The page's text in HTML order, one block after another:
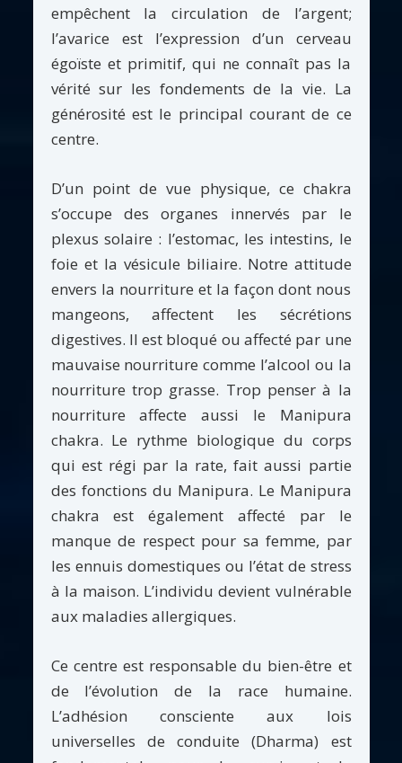
empêchent la circulation de l’argent;
l’avarice est l’expression d’un cerveau
égoïste et primitif, qui ne connaît pas la
vérité sur les fondements de la vie. La
générosité est le principal courant de ce
centre.
D’un point de vue physique, ce chakra
s’occupe des organes innervés par le
plexus solaire : l’estomac, les intestins, le
foie et la vésicule biliaire. Notre attitude
envers la nourriture et la façon dont nous
mangeons, affectent les sécrétions
digestives. Il est bloqué ou affecté par une
mauvaise nourriture comme l’alcool ou la
nourriture trop grasse. Trop penser à la
nourriture affecte aussi le Manipura
chakra. Le rythme biologique du corps
qui est régi par la rate, fait aussi partie
des fonctions du Manipura. Le Manipura
chakra est également affecté par le
manque de respect pour sa femme, par
les ennuis domestiques ou l’état de stress
à la maison. L’individu devient vulnérable
aux maladies allergiques.
Ce centre est responsable du bien-être et
de l’évolution de la race humaine.
L’adhésion consciente aux lois
universelles de conduite (Dharma) est